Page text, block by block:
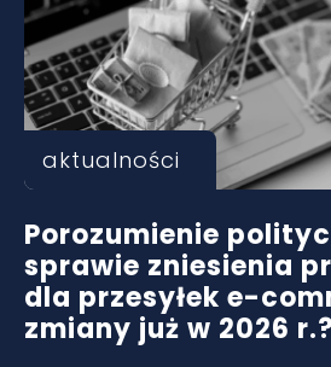
aktualności
Porozumienie
sprawie zniesienia
dla przesyłek e-
zmiany już w 2026 r.?